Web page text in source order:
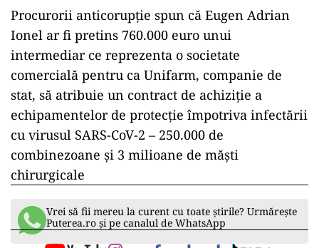
Procurorii anticorupţie spun că Eugen Adrian
Ionel ar fi pretins 760.000 euro unui
intermediar ce reprezenta o societate
comercială pentru ca Unifarm, companie de
stat, să atribuie un contract de achiziţie a
echipamentelor de protecţie împotriva infectării
cu virusul SARS-CoV-2 – 250.000 de
combinezoane şi 3 milioane de măşti
chirurgicale
Vrei să fii mereu la curent cu toate știrile? Urmărește
Puterea.ro și pe canalul de WhatsApp